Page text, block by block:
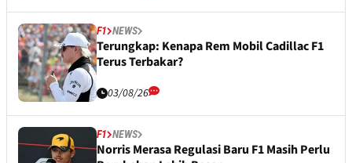
F1 NEWS
Terungkap: Kenapa Rem Mobil Cadillac F1
Terus Terbakar?
03/08/26
F1 NEWS
Norris Merasa Regulasi Baru F1 Masih Perlu